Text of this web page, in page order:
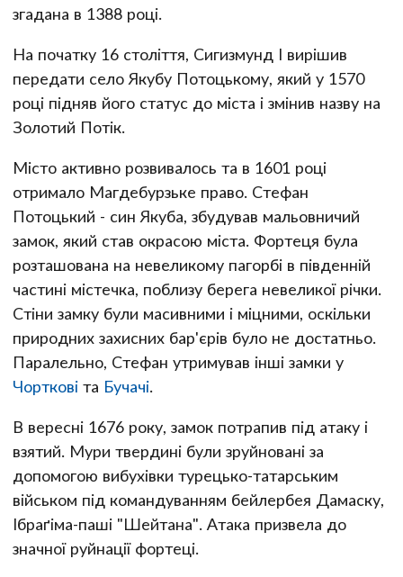
згадана в 1388 році.
На початку 16 століття, Сигизмунд І вирішив
передати село Якубу Потоцькому, який у 1570
році підняв його статус до міста і змінив назву на
Золотий Потік.
Місто активно розвивалось та в 1601 році
отримало Магдебурзьке право. Стефан
Потоцький - син Якуба, збудував мальовничий
замок, який став окрасою міста. Фортеця була
розташована на невеликому пагорбі в південній
частині містечка, поблизу берега невеликої річки.
Стіни замку були масивними і міцними, оскільки
природних захисних бар'єрів було не достатньо.
Паралельно, Стефан утримував інші замки у
Чорткові та Бучачі.
В вересні 1676 року, замок потрапив під атаку і
взятий. Мури твердині були зруйновані за
допомогою вибухівки турецько-татарським
військом під командуванням бейлербея Дамаску,
Ібраґіма-паші "Шейтана". Атака призвела до
значної руйнації фортеці.